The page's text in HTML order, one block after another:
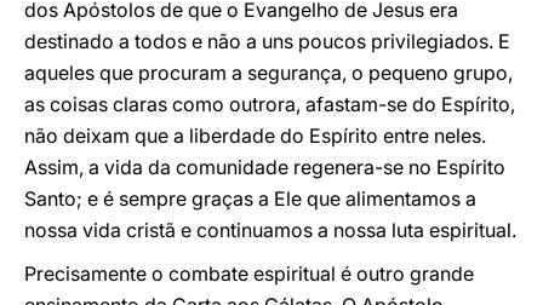
dos Apóstolos de que o Evangelho de Jesus era
destinado a todos e não a uns poucos privilegiados. E
aqueles que procuram a segurança, o pequeno grupo,
as coisas claras como outrora, afastam-se do Espírito,
não deixam que a liberdade do Espírito entre neles.
Assim, a vida da comunidade regenera-se no Espírito
Santo; e é sempre graças a Ele que alimentamos a
nossa vida cristã e continuamos a nossa luta espiritual.
Precisamente o combate espiritual é outro grande